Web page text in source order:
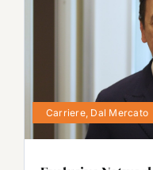
Carriere, Dal Mercato